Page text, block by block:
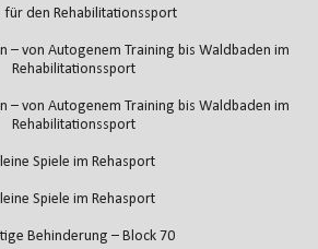
für den Rehabilitationssport
– von Autogenem Training bis Waldbaden im
Rehabilitationssport
– von Autogenem Training bis Waldbaden im
Rehabilitationssport
Spiele im Rehasport
Spiele im Rehasport
Behinderung – Block 70